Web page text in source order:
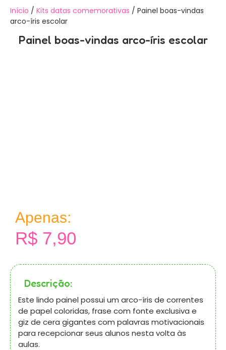
Início / Kits datas comemorativas / Painel boas-vindas
arco-íris escolar
Painel boas-vindas arco-íris escolar
Apenas:
R$ 7,90
Descrição:
Este lindo painel possui um arco-íris de correntes
de papel coloridas, frase com fonte exclusiva e
giz de cera gigantes com palavras motivacionais
para recepcionar seus alunos nesta volta às
aulas.